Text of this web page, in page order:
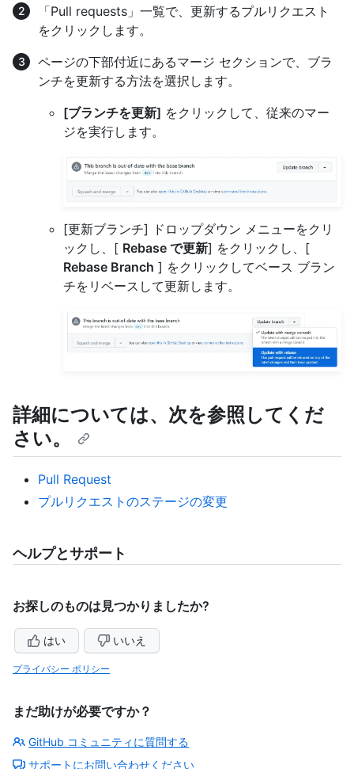
「Pull requests」一覧で、更新するプルリクエスト
をクリックします。
ページの下部付近にあるマージ セクションで、ブラ
ンチを更新する方法を選択します。
[ブランチを更新] をクリックして、従来のマー
ジを実行します。
[更新ブランチ] ドロップダウン メニューをクリ
ックし、[ Rebase で更新] をクリックし、[
Rebase Branch ] をクリックしてベース ブラン
チをリベースして更新します。
詳細については、次を参照してくだ
さい。
Pull Request
プルリクエストのステージの変更
ヘルプとサポート
お探しのものは見つかりましたか?
はい いいえ
プライバシー ポリシー
まだ助けが必要ですか？
GitHub コミュニティに質問する
サポートにお問い合わせください